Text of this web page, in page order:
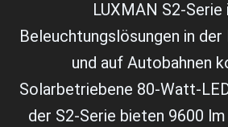
LUXMAN S2-
Beleuchtungslösungen in
und auf Autobahnen
Solarbetriebene 80-Watt-
der S2-Serie bieten 9600